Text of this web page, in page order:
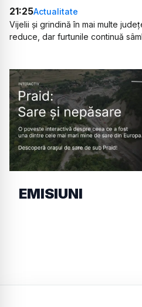
21:25Actualitate
Vijelii și grindină în mai multe
reduce, dar furtunile continuă
EMISIUNI